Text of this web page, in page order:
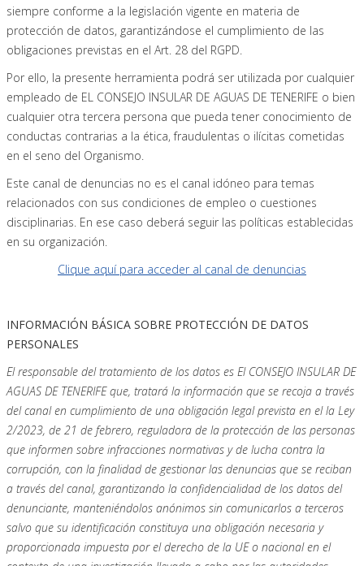
siempre conforme a la legislación vigente en materia de
protección de datos, garantizándose el cumplimiento de las
obligaciones previstas en el Art. 28 del RGPD.
Por ello, la presente herramienta podrá ser utilizada por cualquier
empleado de EL CONSEJO INSULAR DE AGUAS DE TENERIFE o bien
cualquier otra tercera persona que pueda tener conocimiento de
conductas contrarias a la ética, fraudulentas o ilícitas cometidas
en el seno del Organismo.
Este canal de denuncias no es el canal idóneo para temas
relacionados con sus condiciones de empleo o cuestiones
disciplinarias. En ese caso deberá seguir las políticas establecidas
en su organización.
Clique aquí para acceder al canal de denuncias
INFORMACIÓN BÁSICA SOBRE PROTECCIÓN DE DATOS
PERSONALES
El responsable del tratamiento de los datos es El CONSEJO INSULAR DE
AGUAS DE TENERIFE que, tratará la información que se recoja a través
del canal en cumplimiento de una obligación legal prevista en el la Ley
2/2023, de 21 de febrero, reguladora de la protección de las personas
que informen sobre infracciones normativas y de lucha contra la
corrupción, con la finalidad de gestionar las denuncias que se reciban
a través del canal, garantizando la confidencialidad de los datos del
denunciante, manteniéndolos anónimos sin comunicarlos a terceros
salvo que su identificación constituya una obligación necesaria y
proporcionada impuesta por el derecho de la UE o nacional en el